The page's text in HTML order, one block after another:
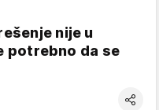
nije u
potrebno da se